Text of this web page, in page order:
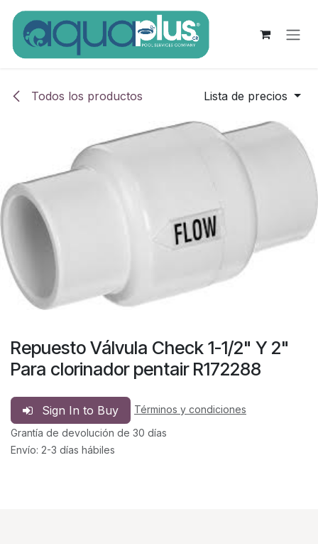
Ir al contenido
Todos los productos Lista de precios
Repuesto Válvula Check 1-1/2" Y 2"
Para clorinador pentair R172288
Sign In to Buy
Términos y condiciones
Grantía de devolución de 30 días
Envío: 2-3 días hábiles